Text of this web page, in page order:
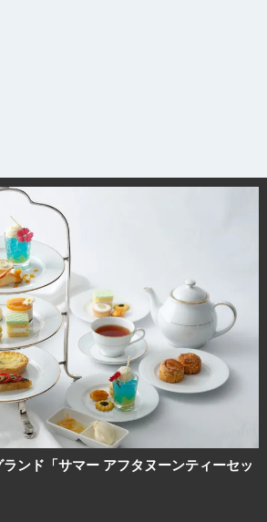
ンド「サマー アフタヌーンティーセッ